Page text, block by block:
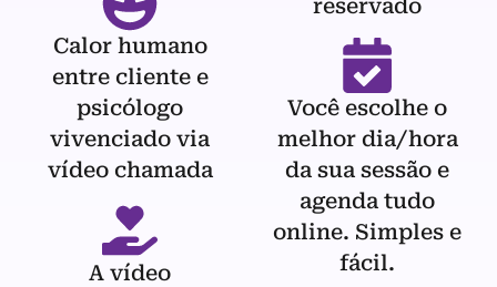
Calor humano
entre cliente e
psicólogo
vivenciado via
vídeo chamada
A vídeo
reservado
Você escolhe o
melhor dia/hora
da sua sessão e
agenda tudo
online. Simples e
fácil.